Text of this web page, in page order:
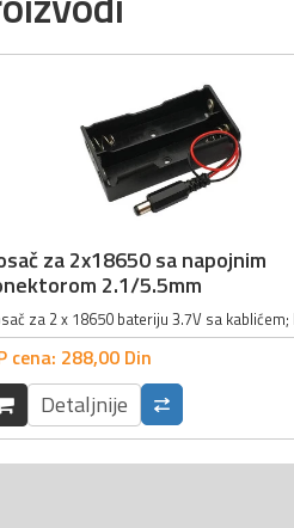
za 2x18650 sa napojnim
2.1/5.5mm
cena: 288,00 Din
Detaljnije